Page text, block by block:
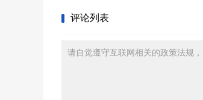
评论列表
请自觉遵守互联网相关的政策法规